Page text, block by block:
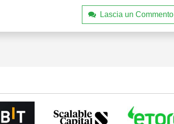
Lascia un Commento